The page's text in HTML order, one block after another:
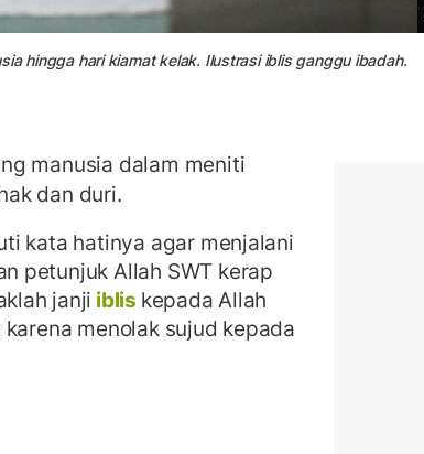
hingga hari kiamat kelak. Ilustrasi iblis ganggu ibadah.
manusia dalam meniti
dan duri.
kata hatinya agar menjalani
petunjuk Allah SWT kerap
janji iblis kepada Allah
menolak sujud kepada